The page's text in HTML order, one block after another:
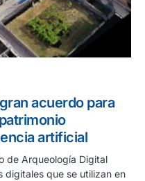
acuerdo para
artificial
de Arqueología Digital
digitales que se utilizan en